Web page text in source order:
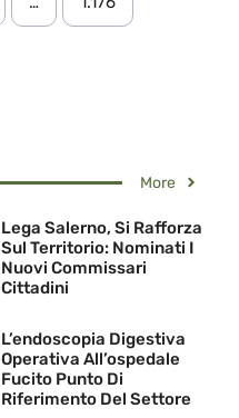
More
Lega Salerno, Si Rafforza
Sul Territorio: Nominati I
Nuovi Commissari
Cittadini
L’endoscopia Digestiva
Operativa All’ospedale
Fucito Punto Di
Riferimento Del Settore